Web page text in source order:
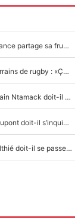
Mis de côté par Fabien Galthié, un joueur du XV de France partage sa frustration : «ils ne me l’ont pas dit tout de suite»
La raison d'être de Matthieu Jalibert en dehors des terrains de rugby : «Ça m'atteint autant que si tu touches à un membre de ma famille»
XV de France - Matthieu Jalibert a tout changé : Romain Ntamack doit-il s’inquiéter pour sa place à un an de la Coupe du monde ?
«Le XV de France est meilleur avec Lucu» : Antoine Dupont doit-il s’inquiéter pour sa place ?
Le XV de France a trouvé son remplaçant : Fabien Galthié doit-il se passer d'Antoine Dupont ?